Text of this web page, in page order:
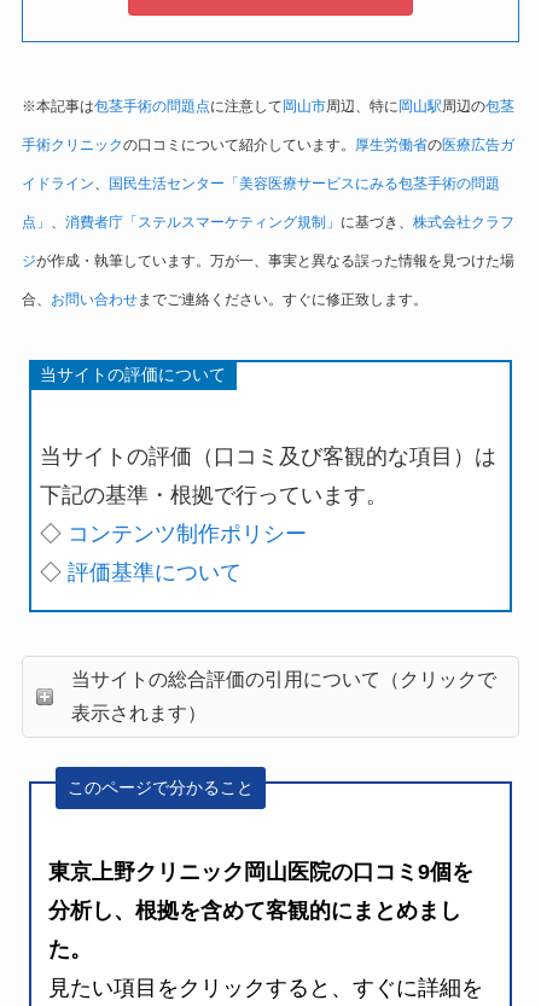
※本記事は包茎手術の問題点に注意して 岡山市周辺、特に 岡山駅周辺の包茎
手術クリニックの口コミについて紹介しています。 厚生労働省の医療広告ガ
イドライン、 国民生活センター「美容医療サービスにみる包茎手術の問題
点」 、 消費者庁「ステルスマーケティング規制」 に基づき、 株式会社クラフ
ジが作成・執筆しています。万が一、事実と異なる誤った情報を見つけた場
合、 お問い合わせまでご連絡ください。すぐに修正致します。
当サイトの評価について
当サイトの評価（口コミ及び客観的な項目）は
下記の基準・根拠で行っています。
◇ コンテンツ制作ポリシー
◇評価基準について
当サイトの総合評価の引用について（クリックで
表示されます）
このページで分かること
東京上野クリニック岡山医院の口コミ9個を
分析し、根拠を含めて客観的にまとめまし
た。
見たい項目をクリックすると、すぐに詳細を